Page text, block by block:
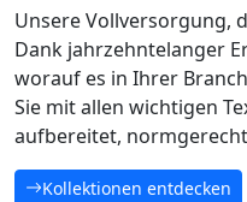
Unsere Vollversorgung,
Dank jahrzehntelanger
worauf es in Ihrer
Sie mit allen wichtigen
aufbereitet,
Kollektionen entdecken